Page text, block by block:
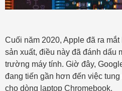
Cuối năm 2020, Apple đã ra
sản xuất, điều này đã đánh dấu
trường máy tính. Giờ đây,
đang tiến gần hơn đến việc
cho dòng laptop Chromebook.